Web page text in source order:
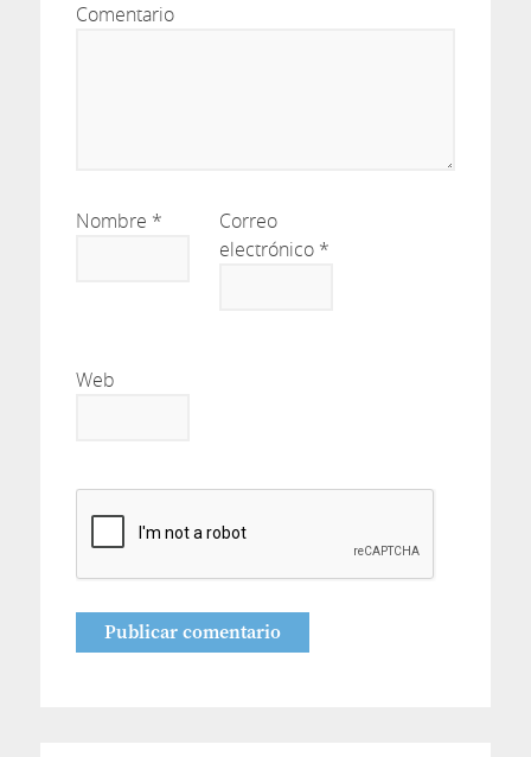
Comentario
Nombre *
Correo
electrónico *
Web